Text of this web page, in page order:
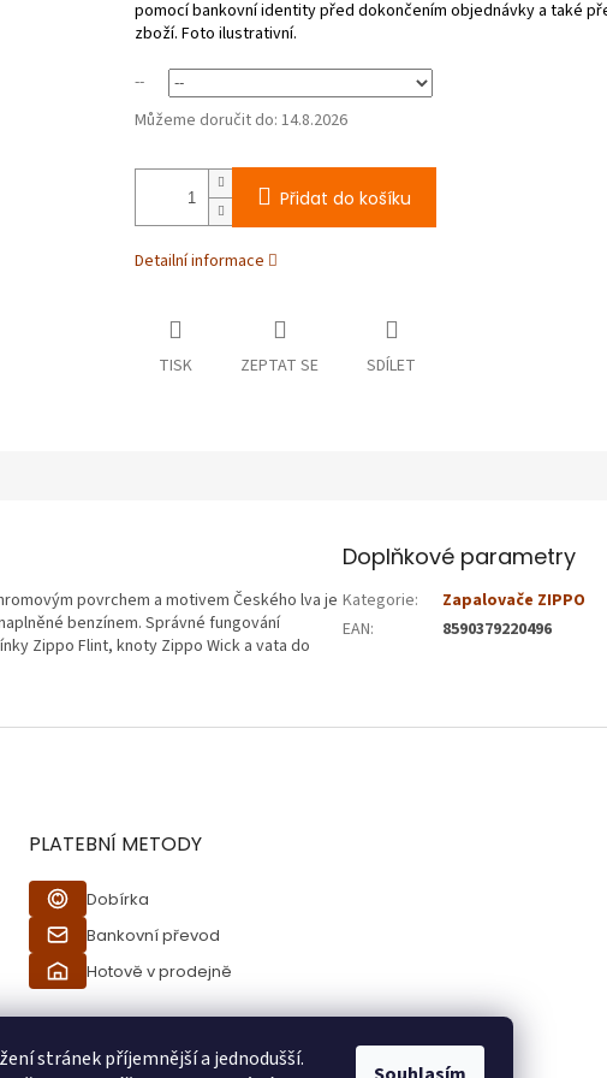
stránek příjemnější a jednodušší.
--
Můžeme doručit do: 14.8.2026
Přidat do košíku
Detailní informace
TISK ZEPTAT SE SDÍLET
povrchem a motivem Českého lva je
benzínem. Správné fungování
Zippo Flint, knoty Zippo Wick a vata do
Doplňkové parametry
Kategorie:
Zapalovače ZIPPO
EAN: 8590379220496
PLATEBNÍ METODY
Dobírka
Bankovní převod
Hotově v prodejně